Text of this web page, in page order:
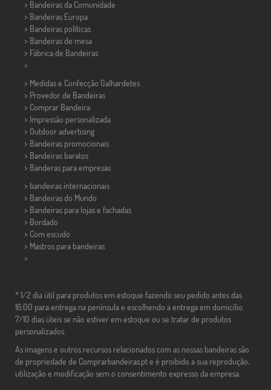
> Bandeiras da Comunidade
> Bandeiras Europa
> Bandeiras políticas
> Bandeiras de mesa
> Fábrica de Bandeiras
>
> Medidas e Confecção Galhardetes
> Provedor de Bandeiras
> Comprar Bandeira
> Impressão personalizada
> Outdoor advertising
> Bandeiras promocionais
> Bandeiras baratos
> Banderas para empresas
> bandeiras internacionais
> Bandeiras do Mundo
> Bandeiras para lojas e fachadas
> Bordado
> Com escudo
> Mastros para bandeiras
>
* 1/2 dia útil para produtos em estoque fazendo seu pedido antes das
16:00 para entrega na península e escolhendo a entrega em domicílio.
7/10 dias úteis se não estiver em estoque ou se tratar de produtos
personalizados.
As imagens e outros recursos relacionados com as nossas bandeiras são
de propriedade de Comprarbandeiras.pt e é proibido a sua reprodução,
utilização e modificação sem o consentimento expresso da empresa.